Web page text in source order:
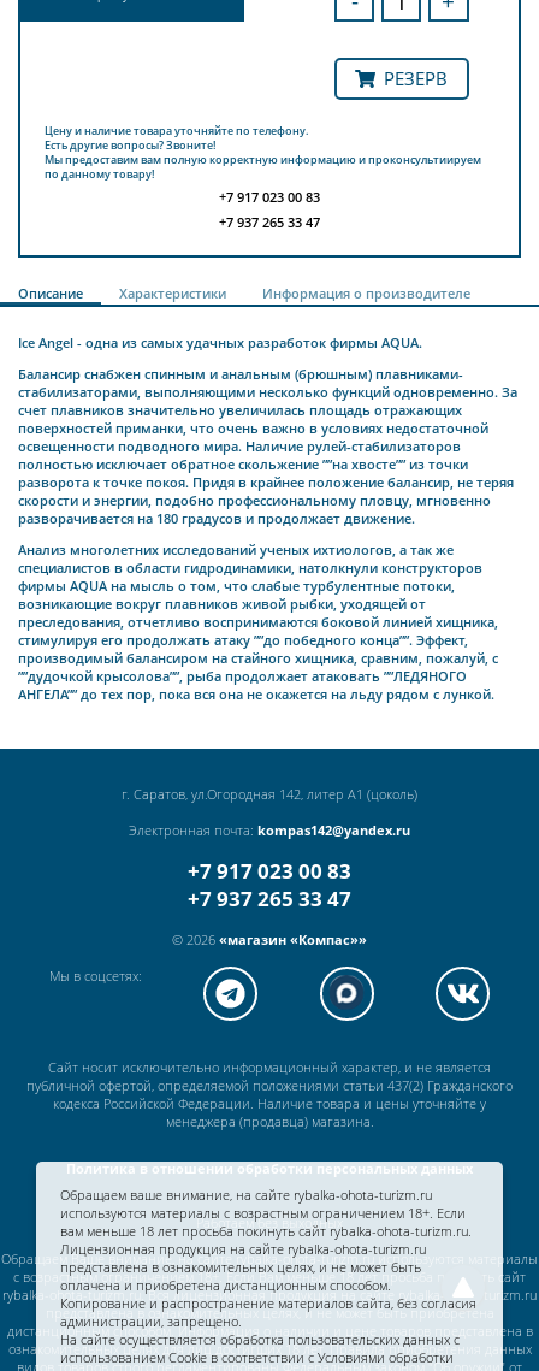
РЕЗЕРВ
Цену и наличие товара уточняйте по телефону.
Есть другие вопросы? Звоните!
Мы предоставим вам полную корректную информацию и проконсультиируем
по данному товару!
+7 917 023 00 83
+7 937 265 33 47
Описание Характеристики Информация о производителе
Ice Angel - одна из самых удачных разработок фирмы AQUA.
Балансир снабжен спинным и анальным (брюшным) плавниками-
стабилизаторами, выполняющими несколько функций одновременно. За
счет плавников значительно увеличилась площадь отражающих
поверхностей приманки, что очень важно в условиях недостаточной
освещенности подводного мира. Наличие рулей-стабилизаторов
полностью исключает обратное скольжение ””на хвосте”” из точки
разворота к точке покоя. Придя в крайнее положение балансир, не теряя
скорости и энергии, подобно профессиональному пловцу, мгновенно
разворачивается на 180 градусов и продолжает движение.
Анализ многолетних исследований ученых ихтиологов, а так же
специалистов в области гидродинамики, натолкнули конструкторов
фирмы AQUA на мысль о том, что слабые турбулентные потоки,
возникающие вокруг плавников живой рыбки, уходящей от
преследования, отчетливо воспринимаются боковой линией хищника,
стимулируя его продолжать атаку ””до победного конца””. Эффект,
производимый балансиром на стайного хищника, сравним, пожалуй, с
””дудочкой крысолова””, рыба продолжает атаковать ””ЛЕДЯНОГО
АНГЕЛА”” до тех пор, пока вся она не окажется на льду рядом с лункой.
г. Саратов, ул.Огородная 142, литер А1 (цоколь)
Электронная почта: kompas142@yandex.ru
+7 917 023 00 83
+7 937 265 33 47
© 2026 «магазин «Компас»»
Мы в соцсетях:
Сайт носит исключительно информационный характер, и не является
публичной офертой, определяемой положениями статьи 437(2) Гражданского
кодекса Российской Федерации. Наличие товара и цены уточняйте у
менеджера (продавца) магазина.
Политика в отношении обработки персональных данных
Работаем без выходных
Обращаем Ваше внимание, на сайте rybalka-ohota-turizm.ru используются материалы
с возрастным ограничением 18+. Если Вам меньше 18 лет просьба покинуть сайт
rybalka-ohota-turizm.ru. Вся лицензионная продукция на сайте rybalka-ohota-turizm.ru
представлена в ознакомительных целях, и не может быть приобретена
дистанционным способом. Информация о наличии и цене товаров представлена в
ознакомительных целях для лиц достигших 18 лет. Правила приобретения данных
видов товаров строго регламентированы Федеральным законом "Об оружии" от
Обращаем ваше внимание, на сайте rybalka-ohota-turizm.ru
используются материалы с возрастным ограничением 18+. Если
вам меньше 18 лет просьба покинуть сайт rybalka-ohota-turizm.ru.
Лицензионная продукция на сайте rybalka-ohota-turizm.ru
представлена в ознакомительных целях, и не может быть
оплачена и приобретена дистанционным способом.
Копирование и распространение материалов сайта, без согласия
администрации, запрещено.
На сайте осуществляется обработка пользовательских данных с
использованием Cookie в соответствии c Условиями обработки